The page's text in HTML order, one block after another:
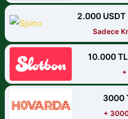
2.000
Sadece
10.000
3000
+